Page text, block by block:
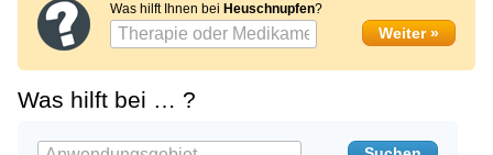
Was hilft Ihnen bei Heuschnupfen?
Was hilft bei … ?